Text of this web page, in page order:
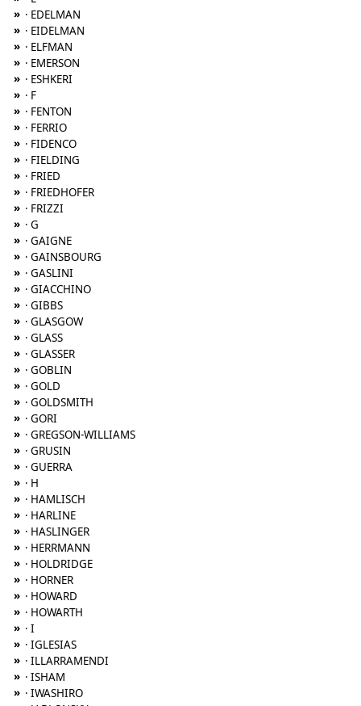
» · EDELMAN
» · EIDELMAN
» · ELFMAN
» · EMERSON
» · ESHKERI
» · F
» · FENTON
» · FERRIO
» · FIDENCO
» · FIELDING
» · FRIED
» · FRIEDHOFER
» · FRIZZI
» · G
» · GAIGNE
» · GAINSBOURG
» · GASLINI
» · GIACCHINO
» · GIBBS
» · GLASGOW
» · GLASS
» · GLASSER
» · GOBLIN
» · GOLD
» · GOLDSMITH
» · GORI
» · GREGSON-WILLIAMS
» · GRUSIN
» · GUERRA
» · H
» · HAMLISCH
» · HARLINE
» · HASLINGER
» · HERRMANN
» · HOLDRIDGE
» · HORNER
» · HOWARD
» · HOWARTH
» · I
» · IGLESIAS
» · ILLARRAMENDI
» · ISHAM
» · IWASHIRO